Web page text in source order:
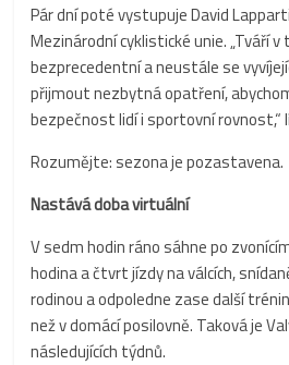
Pár dní poté vystupuje David
Mezinárodní cyklistické unie. „Tváří
bezprecedentní a neustále se
přijmout nezbytná opatření,
bezpečnost lidí i sportovní rovnost,“
Rozumějte: sezona je pozastavena.
Nastává doba virtuální
V sedm hodin ráno sáhne po
hodina a čtvrt jízdy na válcích,
rodinou a odpoledne zase další
než v domácí posilovně. Taková je
následujících týdnů.